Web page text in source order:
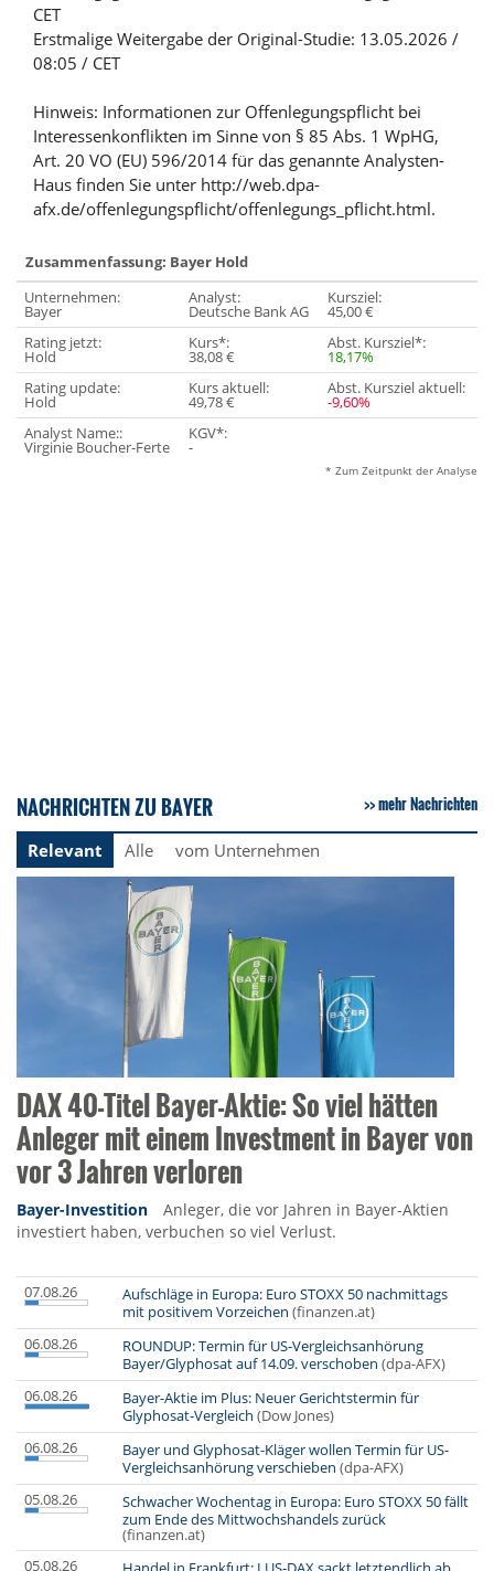
CET
Erstmalige Weitergabe der Original-Studie: 13.05.2026 /
08:05 / CET
Hinweis: Informationen zur Offenlegungspflicht bei
Interessenkonflikten im Sinne von § 85 Abs. 1 WpHG,
Art. 20 VO (EU) 596/2014 für das genannte Analysten-
Haus finden Sie unter http://web.dpa-
afx.de/offenlegungspflicht/offenlegungs_pflicht.html.
Zusammenfassung: Bayer Hold
Unternehmen:
Bayer
Analyst:
Deutsche Bank AG
Kursziel:
45,00 €
Rating jetzt:
Hold
Kurs*:
38,08 €
Abst. Kursziel*:
18,17%
Rating update:
Hold
Kurs aktuell:
49,78 €
Abst. Kursziel aktuell:
-9,60%
Analyst Name::
Virginie Boucher-Ferte
KGV*:
-
* Zum Zeitpunkt der Analyse
NACHRICHTEN ZU BAYER mehr Nachrichten
Relevant Alle vom Unternehmen
DAX 40-Titel Bayer-Aktie: So viel hätten
Anleger mit einem Investment in Bayer von
vor 3 Jahren verloren
Bayer-Investition
Anleger, die vor Jahren in Bayer-Aktien
investiert haben, verbuchen so viel Verlust.
07.08.26
Aufschläge in Europa: Euro STOXX 50 nachmittags
mit positivem Vorzeichen (finanzen.at)
06.08.26
ROUNDUP: Termin für US-Vergleichsanhörung
Bayer/Glyphosat auf 14.09. verschoben (dpa-AFX)
06.08.26
Bayer-Aktie im Plus: Neuer Gerichtstermin für
Glyphosat-Vergleich (Dow Jones)
06.08.26
Bayer und Glyphosat-Kläger wollen Termin für US-
Vergleichsanhörung verschieben (dpa-AFX)
05.08.26
Schwacher Wochentag in Europa: Euro STOXX 50 fällt
zum Ende des Mittwochshandels zurück
(finanzen.at)
05.08.26